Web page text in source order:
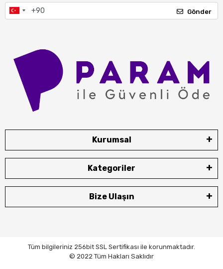
Gönder
Kurumsal
Kategoriler
Bize Ulaşın
Tüm bilgileriniz 256bit SSL Sertifikası ile korunmaktadır.
© 2022 Tüm Hakları Saklıdır